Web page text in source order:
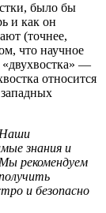
было бы
и как он
(точнее,
что научное
«двухвостка» —
относится
Наши
знания и
рекомендуем
и безопасно